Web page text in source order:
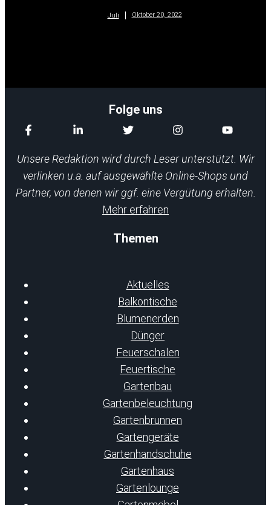
Juli Oktober 20, 2022
Folge uns
Unsere Redaktion wird durch Leser unterstützt. Wir
verlinken u.a. auf ausgewählte Online-Shops und
Partner, von denen wir ggf. eine Vergütung erhalten.
Mehr erfahren
Themen
Aktuelles
Balkontische
Blumenerden
Dünger
Feuerschalen
Feuertische
Gartenbau
Gartenbeleuchtung
Gartenbrunnen
Gartengeräte
Gartenhandschuhe
Gartenhaus
Gartenlounge